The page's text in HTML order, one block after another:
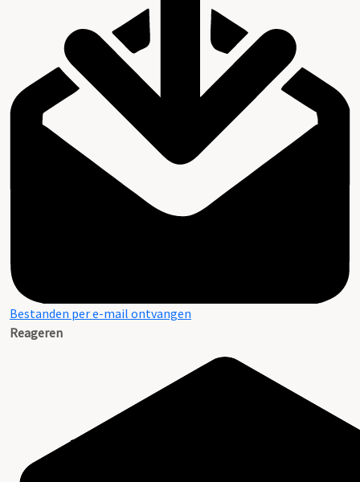
Bestanden per e-mail ontvangen
Reageren